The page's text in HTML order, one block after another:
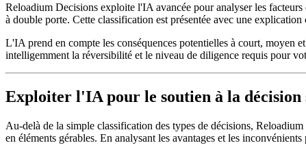
Reloadium Decisions exploite l'IA avancée pour analyser les
à double porte. Cette classification est présentée avec une
L'IA prend en compte les conséquences potentielles à court, moyen
intelligemment la réversibilité et le niveau de diligence requis pour
Exploiter l'IA pour le soutien à la décision
Au-delà de la simple classification des types de décisions,
en éléments gérables. En analysant les avantages et les